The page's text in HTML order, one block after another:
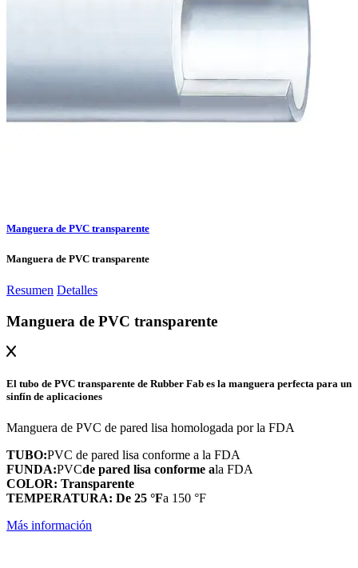
Manguera de PVC transparente
Manguera de PVC transparente
Resumen Detalles
Manguera de PVC transparente
El tubo de PVC transparente de Rubber Fab es la manguera perfecta para un
sinfín de aplicaciones
Manguera de PVC de pared lisa homologada por la FDA
TUBO:PVC de pared lisa conforme a la FDA
FUNDA:PVCde pared lisa conforme ala FDA
COLOR: Transparente
TEMPERATURA: De 25 °Fa 150 °F
Más información